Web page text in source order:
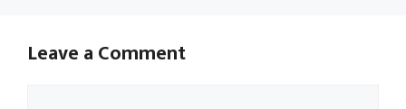
Leave a Comment